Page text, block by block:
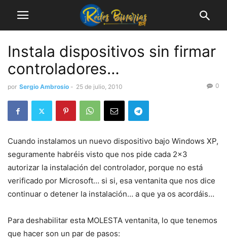
Instala dispositivos sin firmar
controladores…
por Sergio Ambrosio - 25 de julio, 2010 0
Cuando instalamos un nuevo dispositivo bajo Windows XP,
seguramente habréis visto que nos pide cada 2×3
autorizar la instalación del controlador, porque no está
verificado por Microsoft… si si, esa ventanita que nos dice
continuar o detener la instalación… a que ya os acordáis…
Para deshabilitar esta MOLESTA ventanita, lo que tenemos
que hacer son un par de pasos: